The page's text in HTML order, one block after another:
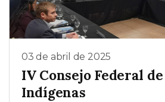
03 de abril de 2025
IV Consejo Federal
Indígenas